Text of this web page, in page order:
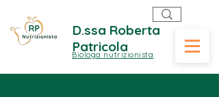
Biologa nutrizionista
D.ssa Roberta
Patricola